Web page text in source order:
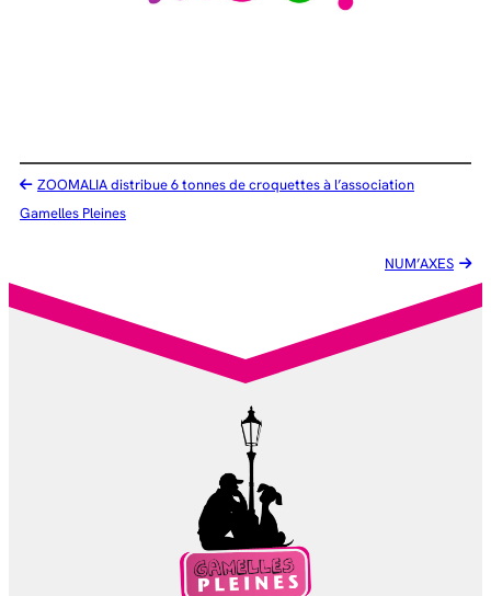
ZOOMALIA distribue 6 tonnes de croquettes à l’association
Gamelles Pleines
NUM’AXES